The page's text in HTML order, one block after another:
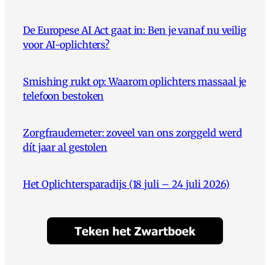
De Europese AI Act gaat in: Ben je vanaf nu veilig
voor AI-oplichters?
Smishing rukt op: Waarom oplichters massaal je
telefoon bestoken
Zorgfraudemeter: zoveel van ons zorggeld werd
dít jaar al gestolen
Het Oplichtersparadijs (18 juli – 24 juli 2026)